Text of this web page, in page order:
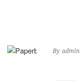
By admin